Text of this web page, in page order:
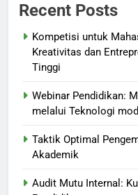
Recent Posts
Kompetisi untuk
Kreativitas dan
Tinggi
Webinar Pendidikan:
melalui Teknologi
Taktik Optimal
Akademik
Audit Mutu Internal: